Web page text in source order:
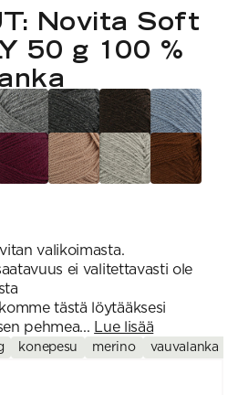
7 Veljestä
Wonder Wool
1 = ohuin, 7 = paksuin
1. Lace
3. Sport
4. DK
5. Aran
6. Chunky
7. Super Chunky
SESONGIN MALLISTOT
SS26 Kirsikka
Simberg & Hanna
Sumari
SS26 Hyvän olon
neuleet
SS26 Auringon
kosketus -
kesämallisto
SS26 Signature
Collection
Novita Soft
50 g 100 %
valikoimasta.
ei valitettavasti ole
tästä löytääksesi
pehmea... Lue lisää
konepesu merino vauvalanka